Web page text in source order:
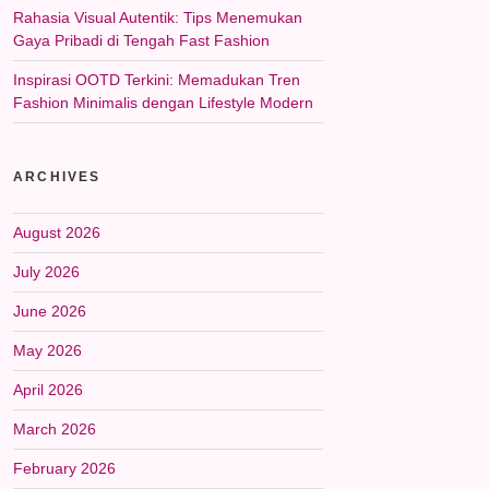
Rahasia Visual Autentik: Tips Menemukan
Gaya Pribadi di Tengah Fast Fashion
Inspirasi OOTD Terkini: Memadukan Tren
Fashion Minimalis dengan Lifestyle Modern
ARCHIVES
August 2026
July 2026
June 2026
May 2026
April 2026
March 2026
February 2026